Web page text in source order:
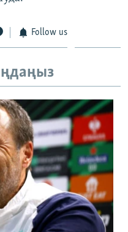
Follow us